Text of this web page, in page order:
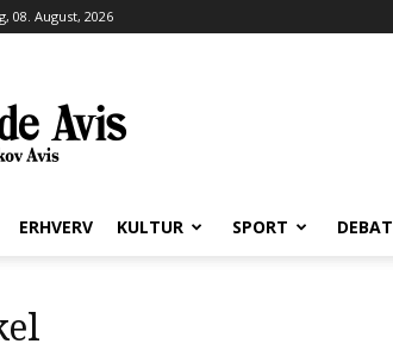
08. August, 2026
ERHVERV KULTUR SPORT DEBAT